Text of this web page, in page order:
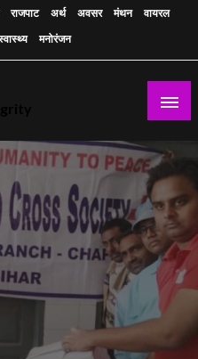
राजपाट अर्थ अवसर मंथन
वायरल
मनोरंजन